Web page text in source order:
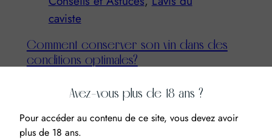
caviste
Comment conserver son vin dans des
conditions optimales?
Contrairement à ce que certains pourraient penser, le
vin demande certaines conditions de conservations
afin de vieillir et de se…
Avez-vous plus de 18 ans ?
Pour accéder au contenu de ce site, vous devez avoir
plus de 18 ans.